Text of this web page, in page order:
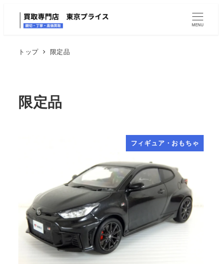
MENU
トップ 限定品
限定品
フィギュア・おもちゃ